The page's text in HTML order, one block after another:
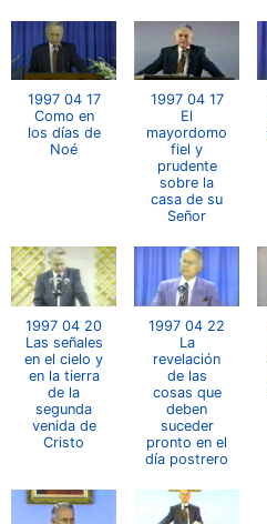
1997 04 17
Como en
los días de
Noé
1997 04 17
El
mayordomo
fiel y
prudente
sobre la
casa de su
Señor
1997 04 20
Las señales
en el cielo y
en la tierra
de la
segunda
venida de
Cristo
1997 04 22
La
revelación
de las
cosas que
deben
suceder
pronto en el
día postrero